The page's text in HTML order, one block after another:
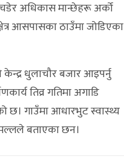
अधिकास मान्छेहरू अर्को
आसपासका ठाउँमा जोडिएका
धुलाचौर बजार आइपर्नु
तिव्र गतिमा अगाडि
छ। गाउँमा आधारभुट स्वास्थ्य
मल्लले बताएका छन।